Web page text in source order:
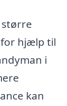
hjælp til
i
kan